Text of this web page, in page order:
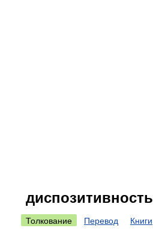
диспозитивность
Толкование Перевод Книги